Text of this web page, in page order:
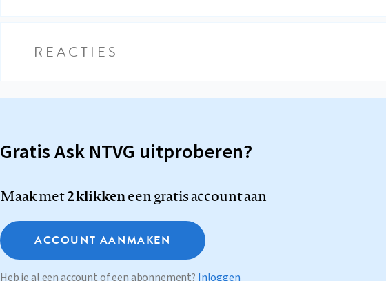
REACTIES
Gratis Ask NTVG uitproberen?
Maak met2 klikkeneen gratis account aan
ACCOUNT AANMAKEN
Heb je al een account of een abonnement? Inloggen